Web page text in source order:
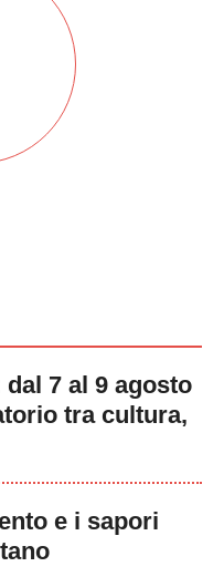
7 al 9 agosto
tra cultura,
e i sapori